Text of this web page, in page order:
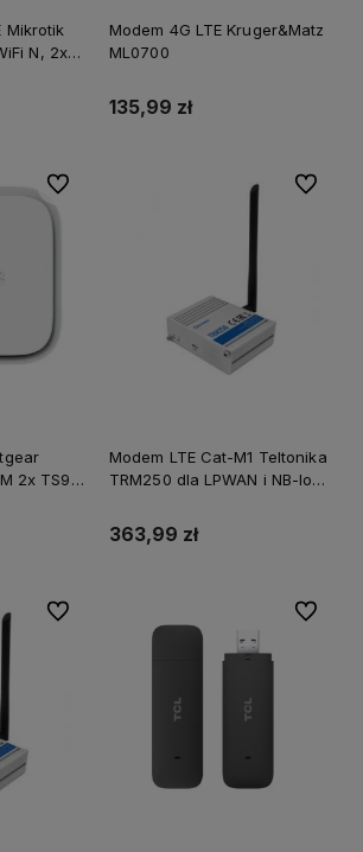
Mikrotik
N, 2x
RS-232
Modem 4G LTE Kruger&Matz
ML0700
135,99 zł
2x TS9
Do ulubionych
Modem LTE Cat-M1 Teltonika
TRM250 dla LPWAN i NB-IoT,
363,99 zł
Do
Do ulubionych Do